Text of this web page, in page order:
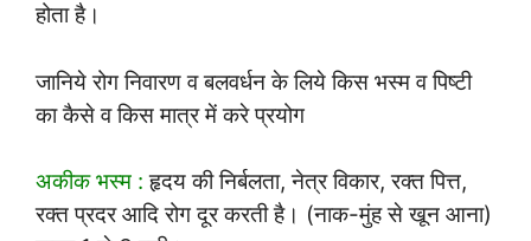
होता है।
जानिये रोग निवारण व बलवर्धन के लिये किस भस्म व पिष्टी
का कैसे व किस मात्र में करे प्रयोग
अकीक भस्म : हृदय की निर्बलता, नेत्र विकार, रक्त पित्त,
रक्त प्रदर आदि रोग दूर करती है। (नाक-मुंह से खून आना)